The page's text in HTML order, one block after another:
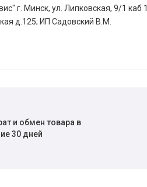
г. Минск, ул. Липковская, 9/1 каб
д.125; ИП Садовский В.М.
и обмен товара в
30 дней